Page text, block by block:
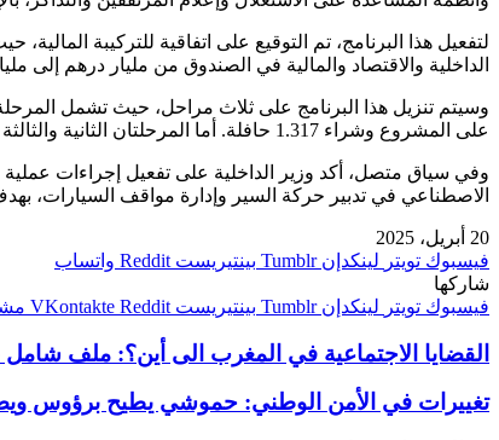
الداخلية والاقتصاد والمالية في الصندوق من مليار درهم إلى
على المشروع وشراء 1.317 حافلة. أما المرحلتان الثانية والثالثة فتستهدفان باقي المدن المعنية بالبرنامج خلال الفترة 2026-2029.
وفي سياق متصل، أكد وزير الداخلية على تفعيل إجراءات عملية
الاصطناعي في تدبير حركة السير وإدارة مواقف السيارات،
20 أبريل، 2025
فيسبوك تويتر لينكدإن بينتيريست
واتساب
شاركها
فيسبوك تويتر لينكدإن بينتيريست
القضايا الاجتماعية في المغرب الى أين؟: ملف شامل
تغييرات في الأمن الوطني: حموشي يطيح برؤوس